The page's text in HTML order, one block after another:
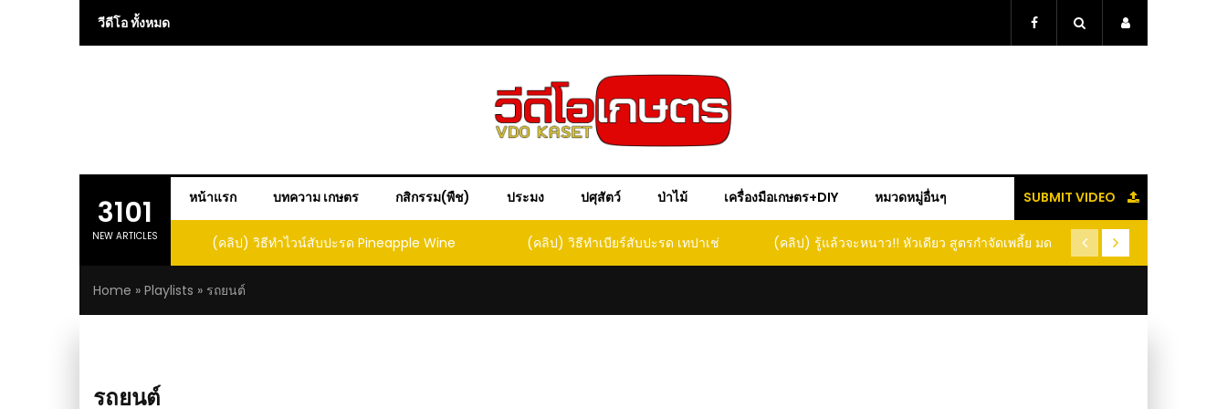
วีดีโอ ทั้งหมด
3101
NEW ARTICLES
หน้าแรก บทความ เกษตร กสิกรรม(พืช) ประมง ปศุสัตว์ ป่าไม้ เครื่องมือเกษตร+DIY หมวดหมู่อื่นๆ SUBMIT VIDEO
ปลูกแคนตาลูปในถัง จะได้ผลลูก
in a barrel would yield
(คลิป) วิธีทำไวน์สับปะรด Pineapple Wine (คลิป) วิธีทำเบียร์สับปะรด เทปาเช่
(คลิป) รู้แล้วจะหนาว!! หัวเดียว สูตรกำจัดเพลี้ย มด
หนอนแมลง หนีกระเจิงทั้งสวน ลองทำดูสิ
(คลิป) ปลูกทุเรียนง่ายๆ ปลูก
ต้นคู่ แบบเสียบยอ
Home » Playlists » รถยนต์
รถยนต์